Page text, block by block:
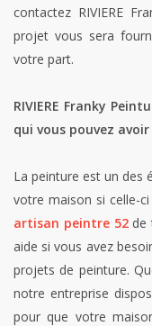
contactez RIVIERE
projet vous sera
votre part.
RIVIERE Franky
qui vous pouvez
La peinture est un des
votre maison si celle-
artisan peintre 52de
aide si vous avez
projets de peinture.
notre entreprise
pour que votre